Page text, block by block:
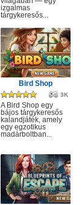
izgalmas
tárgykeresős...
Bird Shop
3K
A Bird Shop egy
bájos tárgykeresős
kalandjáték, amely
egy egzotikus
madárboltban...